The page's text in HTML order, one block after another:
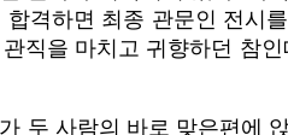
격하면 최종 관문인 전시
직을 마치고 귀향하던 참
두 사람의 바로 맞은편에